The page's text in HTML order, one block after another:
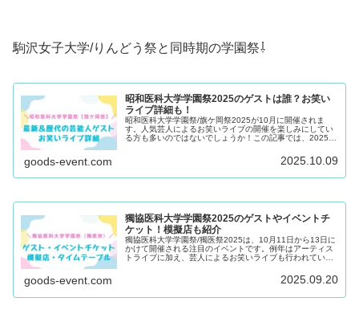
駒沢女子大学/りんどう祭と同時期の学園祭⇩
昭和医科大学学園祭2025のゲストは誰？お笑い
ライブ詳細も！
昭和医科大学学園祭/旗ケ岡祭2025が10月に開催されま
す。人気芸人によるお笑いライブの開催を楽しみにしてい
る方も多いのではないでしょうか！この記事では、2025年
goods-event.com 2025.10.09
獨協医科大学学園祭2025のゲストやイベントチ
ケット！模擬店も紹介
獨協医科大学学園祭/獨医祭2025は、10月11日から13日に
かけて開催される注目のイベントです。例年はアーティス
トライブに加え、芸人によるお笑いライブも行われていま
goods-event.com 2025.09.20